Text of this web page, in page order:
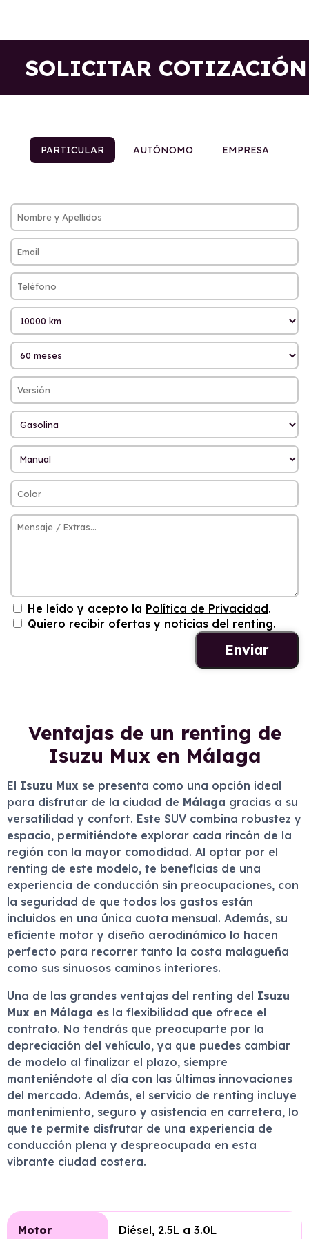
SOLICITAR COTIZACIÓN
PARTICULAR AUTÓNOMO EMPRESA
He leído y acepto la Política de Privacidad.
Quiero recibir ofertas y noticias del renting.
Ventajas de un renting de
Isuzu Mux en Málaga
El Isuzu Mux se presenta como una opción ideal
para disfrutar de la ciudad de Málaga gracias a su
versatilidad y confort. Este SUV combina robustez y
espacio, permitiéndote explorar cada rincón de la
región con la mayor comodidad. Al optar por el
renting de este modelo, te beneficias de una
experiencia de conducción sin preocupaciones, con
la seguridad de que todos los gastos están
incluidos en una única cuota mensual. Además, su
eficiente motor y diseño aerodinámico lo hacen
perfecto para recorrer tanto la costa malagueña
como sus sinuosos caminos interiores.
Una de las grandes ventajas del renting del Isuzu
Mux en Málaga es la flexibilidad que ofrece el
contrato. No tendrás que preocuparte por la
depreciación del vehículo, ya que puedes cambiar
de modelo al finalizar el plazo, siempre
manteniéndote al día con las últimas innovaciones
del mercado. Además, el servicio de renting incluye
mantenimiento, seguro y asistencia en carretera, lo
que te permite disfrutar de una experiencia de
conducción plena y despreocupada en esta
vibrante ciudad costera.
Motor Diésel, 2.5L a 3.0L